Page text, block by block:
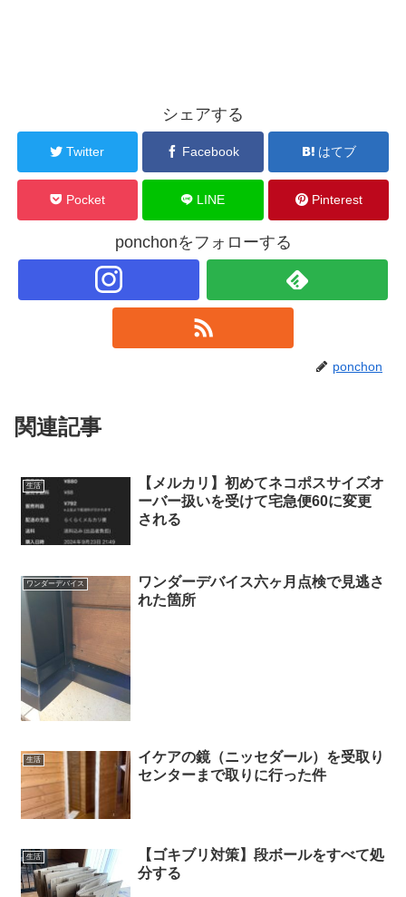
シェアする
Twitter Facebook はてブ
Pocket LINE Pinterest
ponchonをフォローする
ponchon
関連記事
生活
【メルカリ】初めてネコポスサイズオ
ーバー扱いを受けて宅急便60に変更
される
ワンダーデバイス
ワンダーデバイス六ヶ月点検で見逃さ
れた箇所
生活
イケアの鏡（ニッセダール）を受取り
センターまで取りに行った件
生活
【ゴキブリ対策】段ボールをすべて処
分する